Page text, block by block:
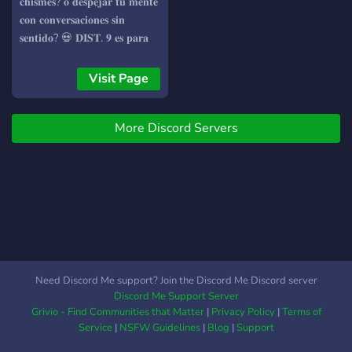
𝐜𝐨𝐧 𝐜𝐨𝐧𝐯𝐞𝐫𝐬𝐚𝐜𝐢𝐨𝐧𝐞𝐬 𝐬𝐢𝐧
𝐬𝐞𝐧𝐭𝐢𝐝𝐨? 💀 𝐃𝐈𝐒𝐓. 𝟗 𝐞𝐬 𝐩𝐚𝐫𝐚
🗿 𝐉𝐮𝐞𝐠𝐨𝐬 𝐦𝐮𝐥𝐭𝐢𝐩𝐥𝐞𝐬 🗿 𝐌𝐮𝐬𝐢𝐜
& 𝐂𝐡𝐢𝐥𝐥 🗿 𝐃𝐢𝐛𝐮𝐣𝐨𝐬 𝐲 𝐚𝐫𝐭𝐞 🗿
𝐍𝐨𝐜𝐡𝐞𝐬 𝐝𝐞 𝐏𝐞𝐥𝐢𝐜𝐮𝐥𝐚𝐬 🗿𝐆𝐞𝐧𝐭𝐞
𝐝𝐞 𝐝𝐢𝐟𝐞𝐫𝐞𝐧𝐭𝐞𝐬 𝐥𝐮𝐠𝐚𝐫𝐞𝐬 🗿
𝐒𝐨𝐫𝐭𝐞𝐨𝐬 𝐌𝐞𝐧𝐬𝐮𝐚𝐥𝐞𝐬 𝐲 𝐏𝐫𝐞𝐦𝐢𝐨𝐬
Visit Page
More Discord Servers
Need Discord Me support? Join the Discord Me Discord server
Discord Me Support Server
Grivio - Find Communities that Matter| Privacy Policy|Terms of
Service| NSFW Guidelines| Blog |Support